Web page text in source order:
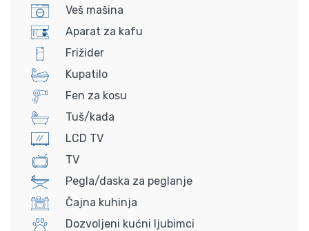
Veš mašina
Aparat za kafu
Frižider
Kupatilo
Fen za kosu
Tuš/kada
LCD TV
TV
Pegla/daska za peglanje
Čajna kuhinja
Dozvoljeni kućni ljubimci